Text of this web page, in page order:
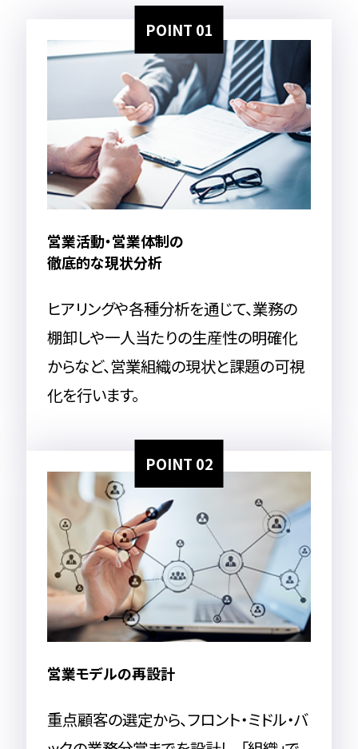
POINT 01
営業活動・営業体制の
徹底的な現状分析
ヒアリングや各種分析を通じて、業務の
棚卸しや一人当たりの生産性の明確化
からなど、営業組織の現状と課題の可視
化を行います。
POINT 02
営業モデルの再設計
重点顧客の選定から、フロント・ミドル・バ